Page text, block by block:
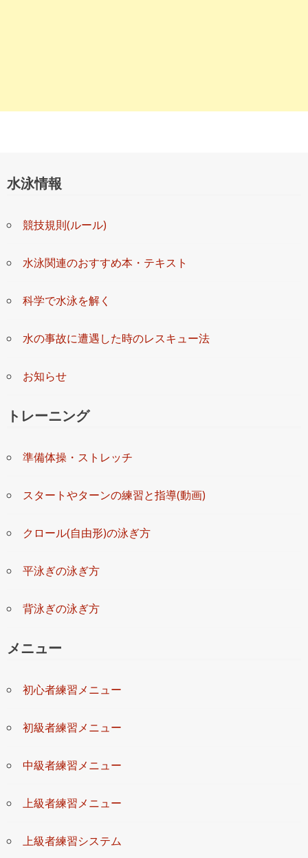
水泳情報
競技規則(ルール)
水泳関連のおすすめ本・テキスト
科学で水泳を解く
水の事故に遭遇した時のレスキュー法
お知らせ
トレーニング
準備体操・ストレッチ
スタートやターンの練習と指導(動画)
クロール(自由形)の泳ぎ方
平泳ぎの泳ぎ方
背泳ぎの泳ぎ方
メニュー
初心者練習メニュー
初級者練習メニュー
中級者練習メニュー
上級者練習メニュー
上級者練習システム